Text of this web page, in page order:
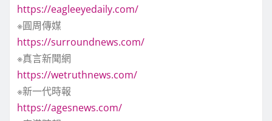
https://eagleeyedaily.com/
※圓周傳媒
https://surroundnews.com/
※真言新聞網
https://wetruthnews.com/
※新一代時報
https://agesnews.com/